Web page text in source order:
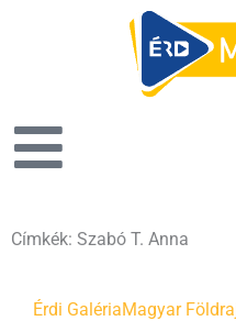
Címkék: Szabó T. Anna
Érdi GalériaMagyar